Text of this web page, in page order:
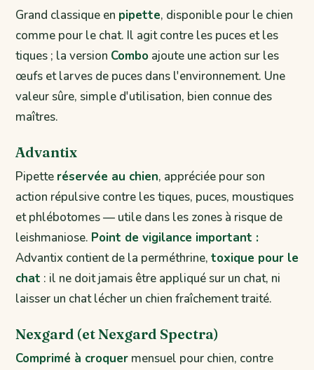
Grand classique en pipette, disponible pour le chien
comme pour le chat. Il agit contre les puces et les
tiques ; la version Combo ajoute une action sur les
œufs et larves de puces dans l'environnement. Une
valeur sûre, simple d'utilisation, bien connue des
maîtres.
Advantix
Pipette réservée au chien, appréciée pour son
action répulsive contre les tiques, puces, moustiques
et phlébotomes — utile dans les zones à risque de
leishmaniose. Point de vigilance important :
Advantix contient de la perméthrine, toxique pour le
chat : il ne doit jamais être appliqué sur un chat, ni
laisser un chat lécher un chien fraîchement traité.
Nexgard (et Nexgard Spectra)
Comprimé à croquer mensuel pour chien, contre